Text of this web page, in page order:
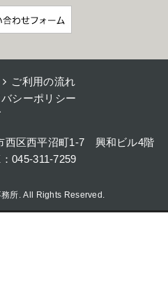
ご利用の流れ
シーポリシー
西区西平沼町1-7 興和ビル4階
045-311-7259
所. All Rights Reserved.